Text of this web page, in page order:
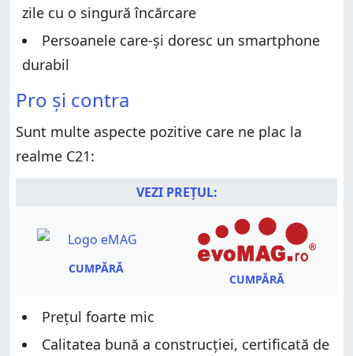
Android 10 și aplicațiile incluse
Performanță în benchmarkuri
Ce părere ai despre realme C21?
Experiența de utilizare a camerelor pe realme C21
Performanță în benchmarkuri
zile cu o singură încărcare
Persoanele care-și doresc un smartphone
durabil
Pro și contra
Sunt multe aspecte pozitive care ne plac la
realme C21:
VEZI PREȚUL:
CUMPĂRĂ
CUMPĂRĂ
Prețul foarte mic
Calitatea bună a construcției, certificată de